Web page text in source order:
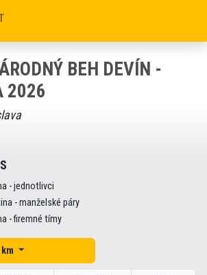
BEH DEVÍN -
2026
- jednotlivci
- manželské páry
- firemné tímy